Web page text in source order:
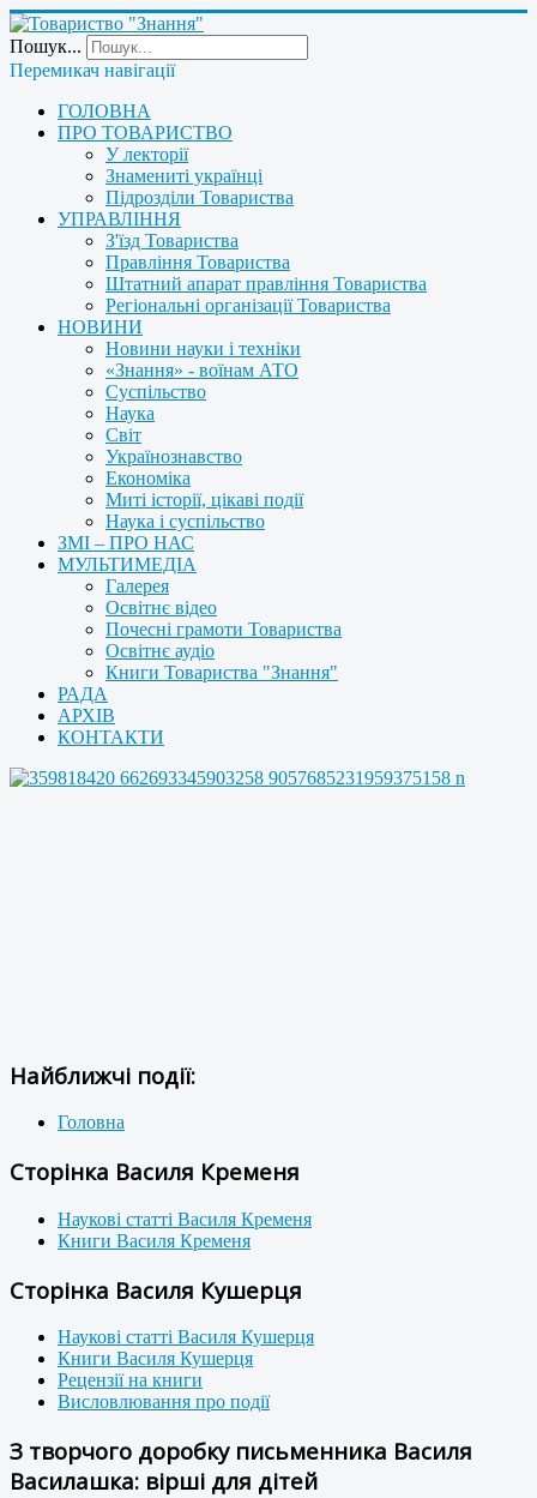
Пошук...
Перемикач навігації
ГОЛОВНА
ПРО ТОВАРИСТВО
У лекторії
Знамениті українці
Підрозділи Товариства
УПРАВЛІННЯ
З'їзд Товариства
Правління Товариства
Штатний апарат правління Товариства
Регіональні організації Товариства
НОВИНИ
Новини науки і техніки
«Знання» - воїнам АТО
Суспільство
Наука
Світ
Українознавство
Економіка
Миті історії, цікаві події
Наука і суспільство
ЗМІ – ПРО НАС
МУЛЬТИМЕДІА
Галерея
Освітнє відео
Почесні грамоти Товариства
Освітнє аудіо
Книги Товариства "Знання"
РАДА
АРХІВ
КОНТАКТИ
Найближчі події:
Головна
Сторінка Василя Кременя
Наукові статті Василя Кременя
Книги Василя Кременя
Сторінка Василя Кушерця
Наукові статті Василя Кушерця
Книги Василя Кушерця
Рецензії на книги
Висловлювання про події
З творчого доробку письменника Василя
Василашка: вірші для дітей